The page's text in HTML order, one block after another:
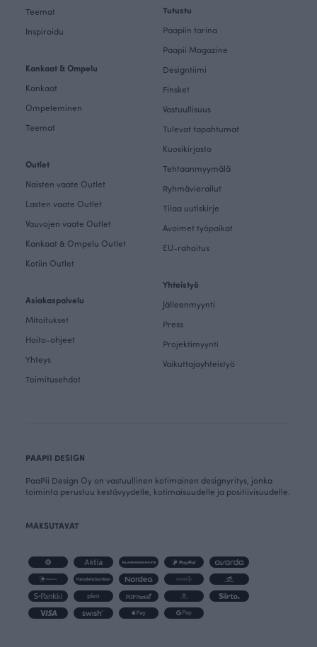
Teemat
Inspiroidu
Kankaat & Ompelu
Kankaat
Ompeleminen
Teemat
Outlet
Naisten vaate Outlet
Lasten vaate Outlet
Vauvojen vaate Outlet
Kankaat & Ompelu Outlet
Kotiin Outlet
Asiakaspalvelu
Mitoitukset
Hoito-ohjeet
Yhteys
Toimitusehdot
Tutustu
Paapiin tarina
Paapii Magazine
Designtiimi
Finsket
Vastuullisuus
Tulevat tapahtumat
Kuosikirjasto
Tehtaanmyymälä
Ryhmävierailut
Tilaa uutiskirje
Avoimet työpaikat
EU-rahoitus
Yhteistyö
Jälleenmyynti
Press
Projektimyynti
Vaikuttajayhteistyö
PAAPII DESIGN
PaaPii Design Oy on vastuullinen kotimainen designyritys, jonka
toiminta perustuu kestävyydelle, kotimaisuudelle ja positiivisuudelle.
MAKSUTAVAT